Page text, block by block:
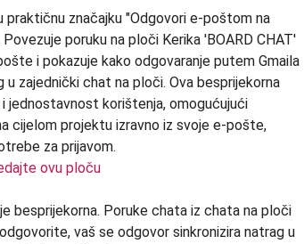
ovu ploču
besprijekorna. Poruke chata iz chata na ploči
vaš se odgovor sinkronizira natrag u